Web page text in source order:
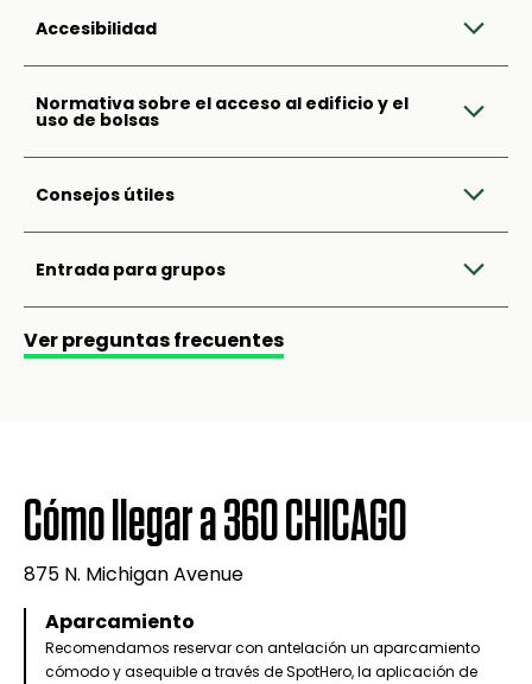
Accesibilidad
Normativa sobre el acceso al edificio y el
uso de bolsas
Consejos útiles
Entrada para grupos
Ver preguntas frecuentes
Cómo llegar a 360 CHICAGO
875 N. Michigan Avenue
Aparcamiento
Recomendamos reservar con antelación un aparcamiento
cómodo y asequible a través de SpotHero, la aplicación de